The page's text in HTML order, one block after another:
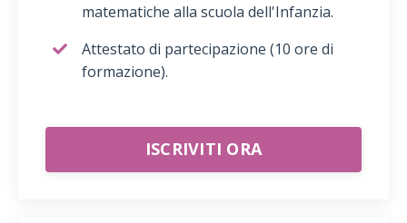
matematiche alla scuola dell'Infanzia.
Attestato di partecipazione (10 ore di
formazione).
ISCRIVITI ORA